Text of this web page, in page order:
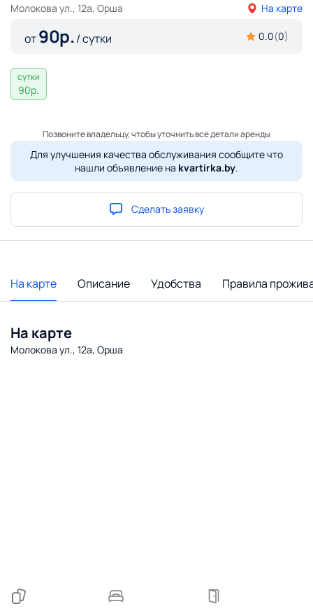
Молокова ул., 12а, Орша На карте
от90р./ сутки 0.0(0)
сутки
90р.
Позвоните владельцу, чтобы уточнить все детали аренды
Для улучшения качества обслуживания сообщите что
нашли объявление на kvartirka.by.
Сделать заявку
На карте Описание Удобства Правила
На карте
Молокова ул., 12а, Орша